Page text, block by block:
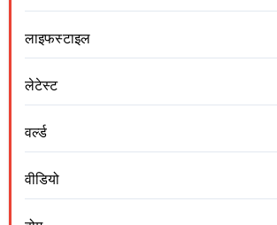
लाइफस्टाइल
लेटेस्ट
वर्ल्ड
वीडियो